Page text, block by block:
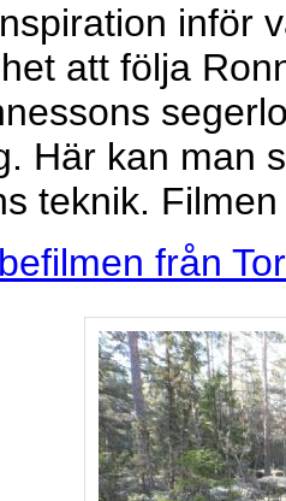
inför
att följa
Här kan man
teknik.
från